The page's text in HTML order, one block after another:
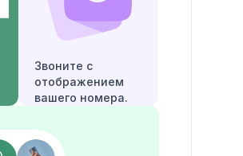
Звоните с
отображением
вашего номера.